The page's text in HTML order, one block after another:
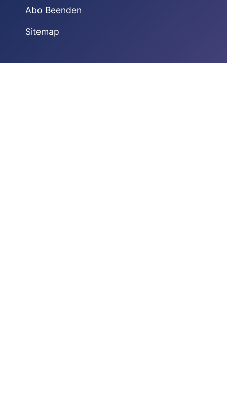
Abo Beenden
Sitemap